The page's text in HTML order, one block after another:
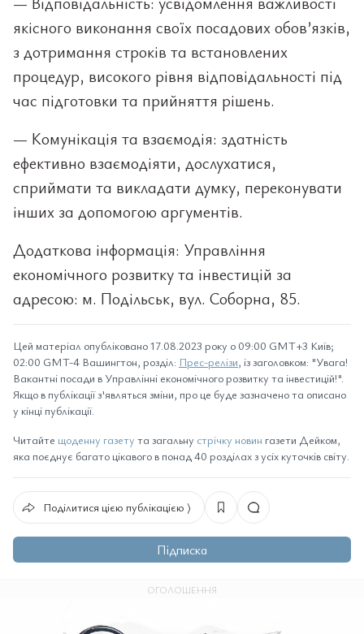
якісного виконання своїх посадових обов’язків,
з дотримання строків та встановлених
процедур, високого рівня відповідальності під
час підготовки та прийняття рішень.
— Комунікація та взаємодія: здатність
ефективно взаємодіяти, дослухатися,
сприймати та викладати думку, переконувати
інших за допомогою аргументів.
Додаткова інформація: Управління
економічного розвитку та інвестицій за
адресою: м. Подільськ, вул. Соборна, 85.
Цей матеріал опубліковано 17.08.2023 року о 09:00 GMT+3 Київ;
02:00 GMT-4 Вашингтон, розділ: Прес-релізи, із заголовком: "Увага!
Вакантні посади в Управлінні економічного розвитку та інвестицій!".
Якщо в публікації з'являться зміни, про це буде зазначено та описано
у кінці публікації.
Читайте щоденну газету та загальну стрічку новин газети Дейком,
яка поєднує багато цікавого в понад 40 розділах з усіх куточків світу.
Поділитися цією публікацією ⟩
Підписка
ОГОЛОШЕННЯ